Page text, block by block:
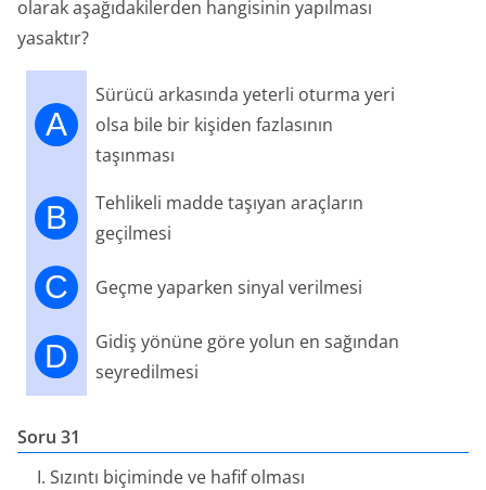
olarak aşağıdakilerden hangisinin yapılması
yasaktır?
A
Sürücü arkasında yeterli oturma yeri
olsa bile bir kişiden fazlasının
taşınması
B
Tehlikeli madde taşıyan araçların
geçilmesi
C Geçme yaparken sinyal verilmesi
D
Gidiş yönüne göre yolun en sağından
seyredilmesi
Soru 31
Sızıntı biçiminde ve hafif olması